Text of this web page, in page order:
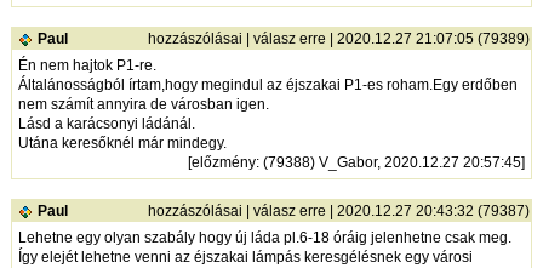
Paul hozzászólásai |válasz erre | 2020.12.27 21:07:05 (79389)
Én nem hajtok P1-re.
Általánosságból írtam,hogy megindul az éjszakai P1-es roham.Egy erdőben
nem számít annyira de városban igen.
Lásd a karácsonyi ládánál.
Utána keresőknél már mindegy.
[előzmény: (79388) V_Gabor, 2020.12.27 20:57:45]
Paul hozzászólásai |válasz erre | 2020.12.27 20:43:32 (79387)
Lehetne egy olyan szabály hogy új láda pl.6-18 óráig jelenhetne csak meg.
Így elejét lehetne venni az éjszakai lámpás keresgélésnek egy városi